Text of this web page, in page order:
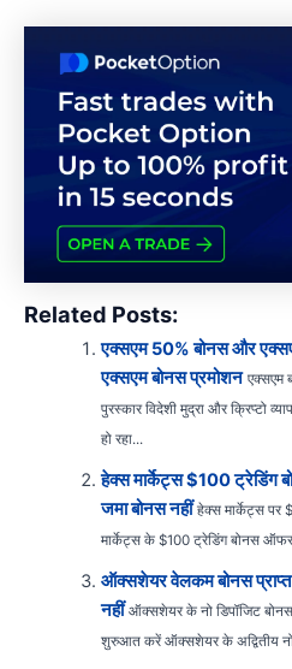
Related Posts:
एक्सएम 50% बोनस और एक्सएम
एक्सएम बोनस प्रमोशन एक्सएम
पुरस्कार विदेशी मुद्रा और क्रिप्टो
हो रहा...
हेक्स मार्केट्स $100 ट्रेडिंग
जमा बोनस नहीं हेक्स मार्केट्स पर
मार्केट्स के $100 ट्रेडिंग बोनस
ऑक्सशेयर वेलकम बोनस प्राप्त
नहीं ऑक्सशेयर के नो डिपॉजिट
शुरुआत करें ऑक्सशेयर के अद्वितीय नो